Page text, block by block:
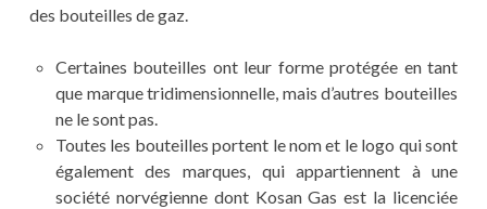
des bouteilles de gaz.
Certaines bouteilles ont leur forme protégée en tant
que marque tridimensionnelle, mais d’autres bouteilles
ne le sont pas.
Toutes les bouteilles portent le nom et le logo qui sont
également des marques, qui appartiennent à une
société norvégienne dont Kosan Gas est la licenciée